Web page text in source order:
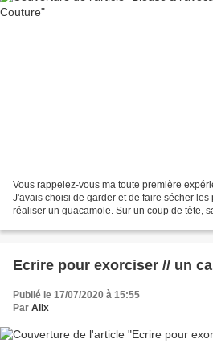
Vous rappelez-vous ma toute première
J'avais choisi de garder et de faire sécher
réaliser un guacamole. Sur un coup de tête,
Ecrire pour exorciser // un
Publié le 17/07/2020 à 15:55
Par Alix